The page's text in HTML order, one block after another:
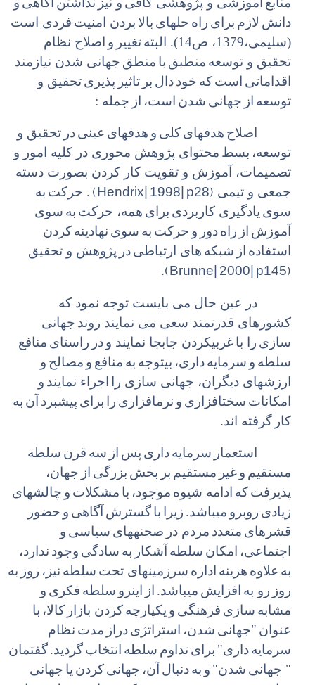
دانش لازم برای راه حلهای بالا بردن امنیت فردی است
(سلیمی،1379، ص14). البته
تغییر و اصلاح نظام
تحقیق و توسعه منطبق با منطق جهانی شدن نیازمند
اقداماتی استکه خوددال بر تاثیر پذیریتحقیق و
توسعه از جهانی شدن است، از جمله :
اصلاح هدفهایکلی و هدفهای عینیدر تحقیق و
توسعه، بسط محتوای پژوهش محوری در کلیه امور و
تصمیمات، آموزش و تقویت کار کردن بصورت دسته
جمعی و تیمی (Hendrix| 1998| p28) . حرکت به
سوی یادگیری کاربردی برای همه، حرکت به سوی
آموزش از راهدور و حرکت به سوی نهادینهکردن
استفاده از شبکه های ارتباطیدر پژوهش و تحقیق
(Brunne| 2000| p145)
.
در عین حال می بایست توجه نمود که
کشورهای قدرتمند سعی می نمایند روند جهانی
سازی را باغربی‏کردن جابجا نمایند ودر راستای منافع
سلطه و سرمایهداری، بی‏توجه به منافع و مصالح و
ارزشهای دیگران، جهانی سازی را اجراء نمایند و
امکانات سخت‏افزاری و نرم‏افزاری را برای پیشبرد آن به
کار گرفته اند.
استعمار سرمایهداری پس از سه قرن سلطه
مستقیم وغیر مستقیم بر بخش بزرگی از جهان،
پذیرفتکه ادامه شیوه موجود، با مشکلات و چالش‏های
زیادی روبرو می‏باشد. زیرا باگسترش آگاهی و حضور
قشرهای متعدد مردم در صحنه‏های سیاسی و
اجتماعی، امکان سلطه آشکار به سادگی وجود ندارد،
به علاوه هزینه اداره سرزمین‏های تحت سلطه نیز، روز به
روز رو به افزایش می‏باشد. از اینرو سلطه فکری و
مشابه سازی فرهنگی و یکپارچهکردن بازار کالا، با
عنوان "جهانی شدن، استراتژیدراز مدت نظام
سرمایهداری" برایتداوم سلطه انتخابگردید.گفتمان
" جهانی شدن" و بهدنبال آن، جهانیکردن یا جهانی